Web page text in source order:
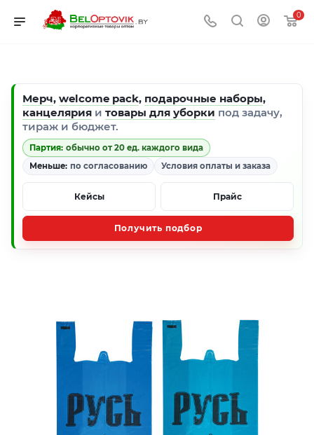
0
Мерч, welcome pack, подарочные наборы,
канцелярия и товары для уборки под задачу,
тираж и бюджет.
Партия: обычно от 20 ед. каждого вида
Меньше: по согласованию Условия оплаты и заказа
Кейсы Прайс
Получить подбор